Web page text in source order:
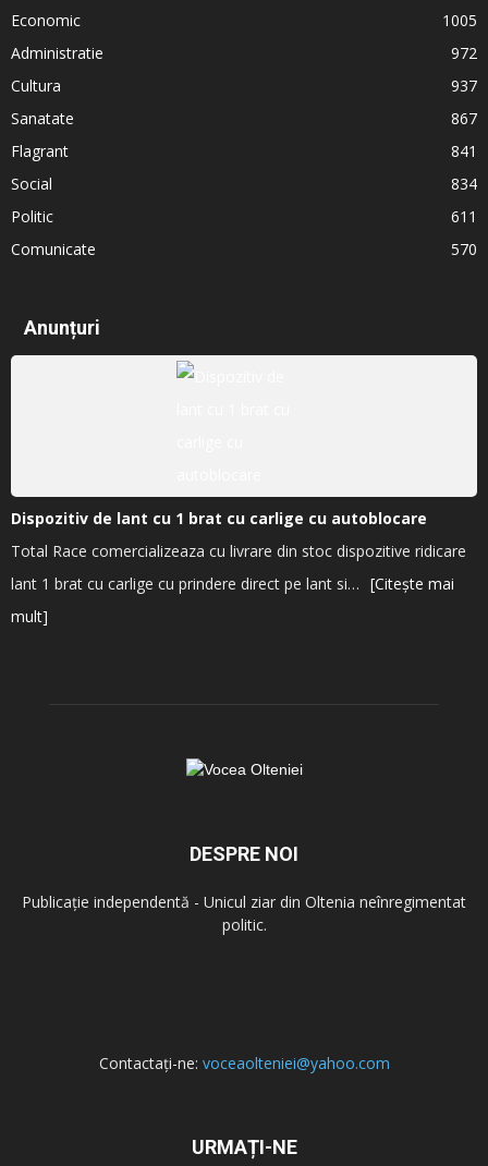
Economic
1005
Administratie
972
Cultura
937
Sanatate
867
Flagrant
841
Social
834
Politic
611
Comunicate
570
Anunțuri
Dispozitiv de lant cu 1 brat cu carlige cu autoblocare
Total Race comercializeaza cu livrare din stoc dispozitive ridicare
lant 1 brat cu carlige cu prindere direct pe lant si… [Citește mai
mult]
DESPRE NOI
Publicație independentă - Unicul ziar din Oltenia neînregimentat
politic.
Contactați-ne: voceaolteniei@yahoo.com
URMAȚI-NE